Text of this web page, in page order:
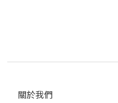
關於我們